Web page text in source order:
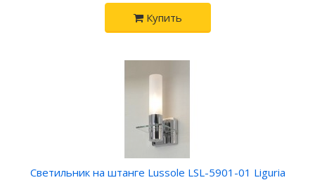
Купить
Светильник на штанге Lussole LSL-5901-01 Liguria